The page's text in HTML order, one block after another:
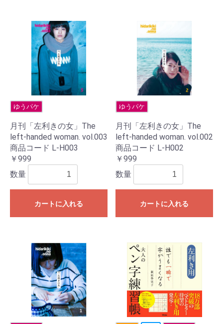
ゆうパケ
月刊「左利きの女」The
left-handed woman. vol.003
商品コード L-H003
￥999
数量
カートに入れる
ゆうパケ
月刊「左利きの女」The
left-handed woman. vol.002
商品コード L-H002
￥999
数量
カートに入れる